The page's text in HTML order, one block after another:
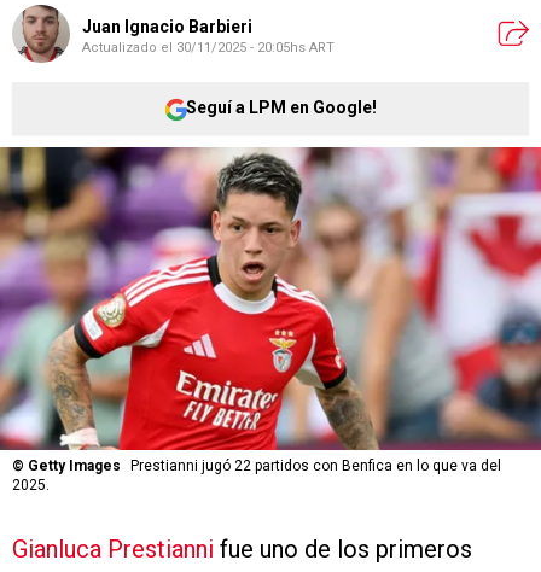
Juan Ignacio Barbieri
Actualizado el 30/11/2025 - 20:05hs ART
Seguí a LPM en Google!
© Getty Images
Prestianni jugó 22 partidos con Benfica en lo que va del
2025.
Gianluca Prestianni fue uno de los primeros